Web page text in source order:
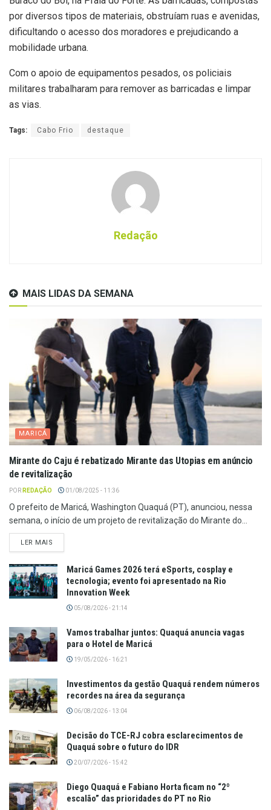
por diversos tipos de materiais, obstruíam ruas e avenidas,
dificultando o acesso dos moradores e prejudicando a
mobilidade urbana.
Com o apoio de equipamentos pesados, os policiais
militares trabalharam para remover as barricadas e limpar
as vias.
Tags: Cabo Frio destaque
Redação
MAIS LIDAS DA SEMANA
MARICÁ
Mirante do Caju é rebatizado Mirante das Utopias em anúncio
de revitalização
POR REDAÇÃO 01/08/2025 - 11:36
O prefeito de Maricá, Washington Quaquá (PT), anunciou, nessa
semana, o início de um projeto de revitalização do Mirante do...
LER MAIS
Maricá Games 2026 terá eSports, cosplay e
tecnologia; evento foi apresentado na Rio
Innovation Week
05/08/2026 - 21:14
Vamos trabalhar juntos: Quaquá anuncia vagas
para o Hotel de Maricá
19/05/2026 - 16:21
Investimentos da gestão Quaquá rendem números
recordes na área da segurança
06/08/2026 - 13:04
Decisão do TCE-RJ cobra esclarecimentos de
Quaquá sobre o futuro do IDR
20/07/2026 - 15:42
Diego Quaquá e Fabiano Horta ficam no “2º
escalão” das prioridades do PT no Rio